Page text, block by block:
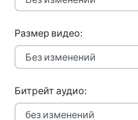
Размер видео:
Битрейт аудио: